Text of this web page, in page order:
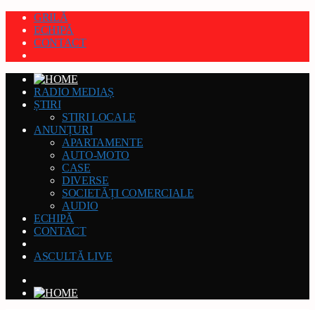
GRILĂ
ECHIPĂ
CONTACT
RADIO MEDIAȘ
ȘTIRI
STIRI LOCALE
ANUNȚURI
APARTAMENTE
AUTO-MOTO
CASE
DIVERSE
SOCIETĂȚI COMERCIALE
AUDIO
ECHIPĂ
CONTACT
ASCULTĂ LIVE